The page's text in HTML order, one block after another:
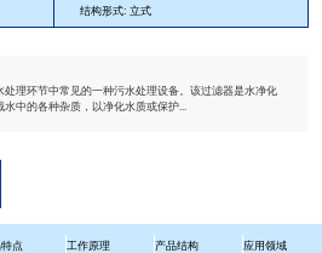
结构形式: 立式
理环节中常见的一种污水处理设备。该过滤器是水净化
中的各种杂质，以净化水质或保护...
点 工作原理 产品结构 应用领域